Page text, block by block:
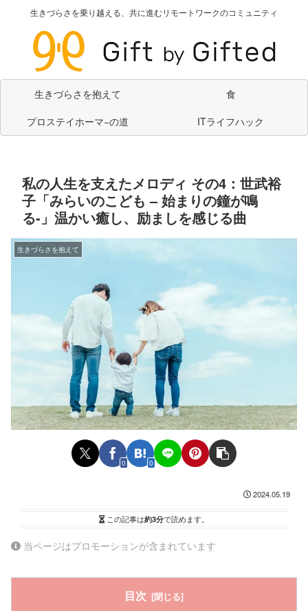
生きづらさを乗り越える、共に進むリモートワークのコミュニティ
生きづらさを抱えて
食
プロステイホーマ−の道
ITライフハック
私の人生を支えたメロディ その4：世武裕
子「みらいのこども – 始まりの鐘が鳴
る-」温かい癒し、励ましを感じる曲
生きづらさを抱えて
0 0
2024.05.19
この記事は約3分で読めます。
当ページはプロモーションが含まれています
目次